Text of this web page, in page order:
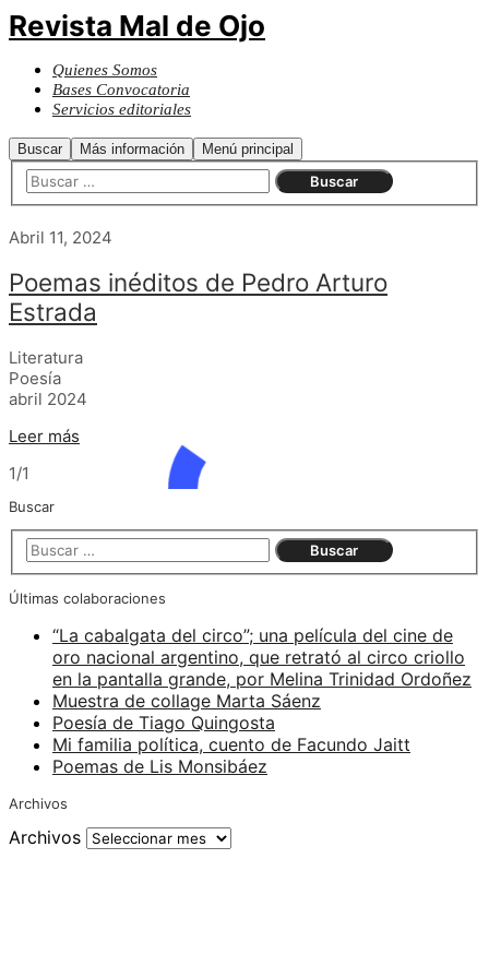
Revista Mal de Ojo
Quienes Somos
Bases Convocatoria
Servicios editoriales
Buscar Más información Menú principal
Abril 11, 2024
Poemas inéditos de Pedro Arturo
Estrada
Literatura
Poesía
abril 2024
Leer más
1/1
Buscar
Últimas colaboraciones
“La cabalgata del circo”; una película del cine de
oro nacional argentino, que retrató al circo criollo
en la pantalla grande, por Melina Trinidad Ordoñez
Muestra de collage Marta Sáenz
Poesía de Tiago Quingosta
Mi familia política, cuento de Facundo Jaitt
Poemas de Lis Monsibáez
Archivos
Archivos